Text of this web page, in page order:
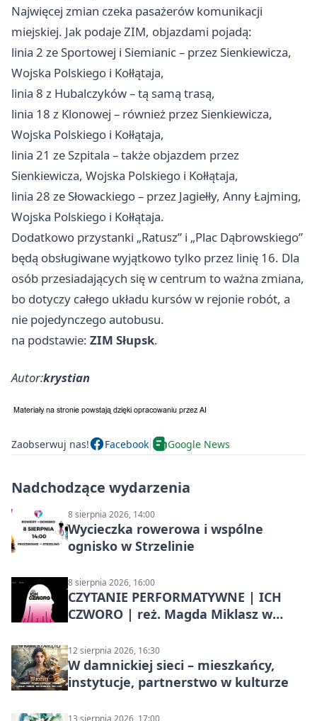
Najwięcej zmian czeka pasażerów komunikacji
miejskiej. Jak podaje ZIM, objazdami pojadą:
linia 2 ze Sportowej i Siemianic – przez Sienkiewicza,
Wojska Polskiego i Kołłątaja,
linia 8 z Hubalczyków – tą samą trasą,
linia 18 z Klonowej – również przez Sienkiewicza,
Wojska Polskiego i Kołłątaja,
linia 21 ze Szpitala – także objazdem przez
Sienkiewicza, Wojska Polskiego i Kołłątaja,
linia 28 ze Słowackiego – przez Jagiełły, Anny Łajming,
Wojska Polskiego i Kołłątaja.
Dodatkowo przystanki „Ratusz” i „Plac Dąbrowskiego”
będą obsługiwane wyjątkowo tylko przez linię 16. Dla
osób przesiadających się w centrum to ważna zmiana,
bo dotyczy całego układu kursów w rejonie robót, a
nie pojedynczego autobusu.
na podstawie: ZIM Słupsk.
Autor:krystian
Zaobserwuj nas! Facebook Google News
Nadchodzące wydarzenia
8 sierpnia 2026, 14:00
Wycieczka rowerowa i wspólne
ognisko w Strzelinie
8 sierpnia 2026, 16:00
CZYTANIE PERFORMATYWNE | ICH
CZWORO | reż. Magda Miklasz w
12 sierpnia 2026, 16:30
W damnickiej sieci – mieszkańcy,
instytucje, partnerstwo w kulturze